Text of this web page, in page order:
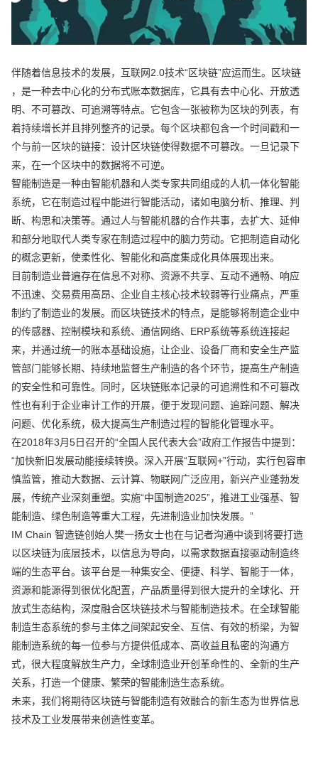
伴随着信息技术的发展，互联网2.0技术“区块链”应运而生。区块链
，是一种去中心化的分布式账本数据库，它具有去中心化、开放透
明、不可篡改、可追溯等特点。它包含一张被称为区块的列表，有
着持续增长并且排列整齐的记录。每个区块都包含一个时间戳和一
个与前一区块的链接：设计区块链使得数据不可篡改。一旦记录下
来，在一个区块中的数据将不可逆。
智能制造是一种由智能机器和人类专家共同组成的人机一体化智能
系统，它在制造过程中能进行智能活动，诸如电脑分析、推理、判
断、构思和决策等。通过人与智能机器的合作共事，去扩大、延伸
和部分地取代人类专家在制造过程中的脑力劳动。它把制造自动化
的概念更新，使柔性化、智能化和高度集成化具体展现出来。
目前制造业普遍存在信息不对称、资源不共享、互动不通畅、响应
不迅速、交易费用高昂、企业自主核心技术较弱等行业痛点，严重
制约了制造业的发展。而区块链技术的特点，是能够将制造企业中
的传感器、控制模块和系统、通信网络、ERP系统等系统连接起
来，并通过统一的账本基础设施，让企业、设备厂商和安全生产监
管部门能够长期、持续地监督生产制造的各个环节，提高生产制造
的安全性和可靠性。同时，区块链账本记录的可追溯性和不可篡改
性也有利于企业审计工作的开展，便于发现问题、追踪问题、解决
问题、优化系统，极大提高生产制造过程的智能化管理水平。
在2018年3月5日召开的“全国人民代表大会”政府工作报告中提到：
“加快新旧发展动能接续转换。深入开展“互联网+”行动，实行包容审
慎监管，推动大数据、云计算、物联网广泛应用，新兴产业蓬勃发
展，传统产业深刻重塑。实施“中国制造2025”，推进工业强基、智
能制造、绿色制造等重大工程，先进制造业加快发展。”
IM Chain 智造链创始人樊一扬女士也在与记者沟通中谈到将要打造
以区块链为底层技术，以信息为导向，以需求数据直接驱动制造终
端的生态平台。该平台是一种集安全、便捷、科学、智能于一体，
资源和能源得到很优化配置，产品质量得到很大提升的全球化、开
放式生态结构，深度融合区块链技术与智能制造技术。在全球智能
制造生态系统的参与主体之间架起安全、互信、有效的桥梁，为智
能制造系统的每一位参与方提供低成本、高收益且私密的沟通方
式，很大程度解放生产力，全球制造业开创革命性的、全新的生产
关系，打造一个健康、繁荣的智能制造生态系统。
未来，我们将期待区块链与智能制造有效融合的新生态为世界信息
技术及工业发展带来创造性变革。